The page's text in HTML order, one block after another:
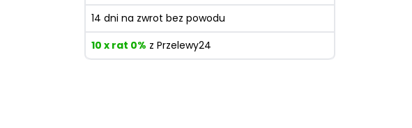
14 dni na zwrot bez powodu
10 x rat 0% z Przelewy24